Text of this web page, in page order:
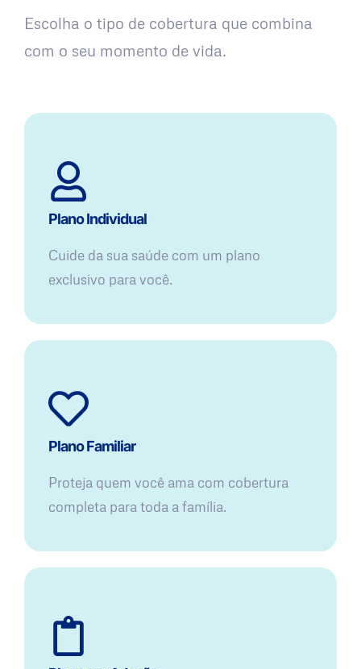
Escolha o tipo de cobertura que combina
com o seu momento de vida.
Plano Individual
Cuide da sua saúde com um plano
exclusivo para você.
Plano Familiar
Proteja quem você ama com cobertura
completa para toda a família.